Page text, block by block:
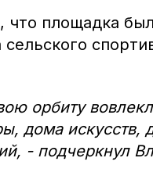
что площадка
орбиту
дома искусств,
- подчеркнул